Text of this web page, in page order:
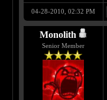
04-28-2010, 02:32 PM
Monolith
Senior Member